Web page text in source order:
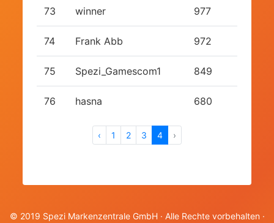
73 winner 977
74 Frank Abb 972
75 Spezi_Gamescom1 849
76 hasna 680
‹ 1 2 3 4 ›
© 2019 Spezi Markenzentrale GmbH· Alle Rechte vorbehalten ·